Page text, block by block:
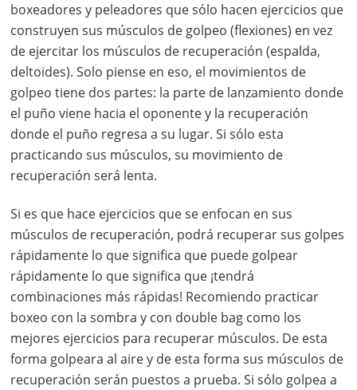
boxeadores y peleadores que sólo hacen ejercicios que
construyen sus músculos de golpeo (flexiones) en vez
de ejercitar los músculos de recuperación (espalda,
deltoides). Solo piense en eso, el movimientos de
golpeo tiene dos partes: la parte de lanzamiento donde
el puño viene hacia el oponente y la recuperación
donde el puño regresa a su lugar. Si sólo esta
practicando sus músculos, su movimiento de
recuperación será lenta.
Si es que hace ejercicios que se enfocan en sus
músculos de recuperación, podrá recuperar sus golpes
rápidamente lo que significa que puede golpear
rápidamente lo que significa que ¡tendrá
combinaciones más rápidas! Recomiendo practicar
boxeo con la sombra y con double bag como los
mejores ejercicios para recuperar músculos. De esta
forma golpeara al aire y de esta forma sus músculos de
recuperación serán puestos a prueba. Si sólo golpea a